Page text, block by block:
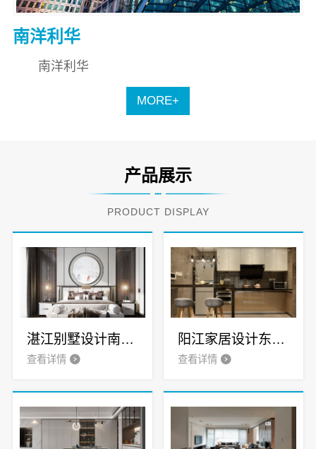
南洋利华
南洋利华
MORE+
产品展示
PRODUCT DISPLAY
湛江别墅设计南洋风情官网-广东南洋利华家居建材有限公司
查看详情
阳江家居设计东方美学公司-广东南洋利华
查看详情